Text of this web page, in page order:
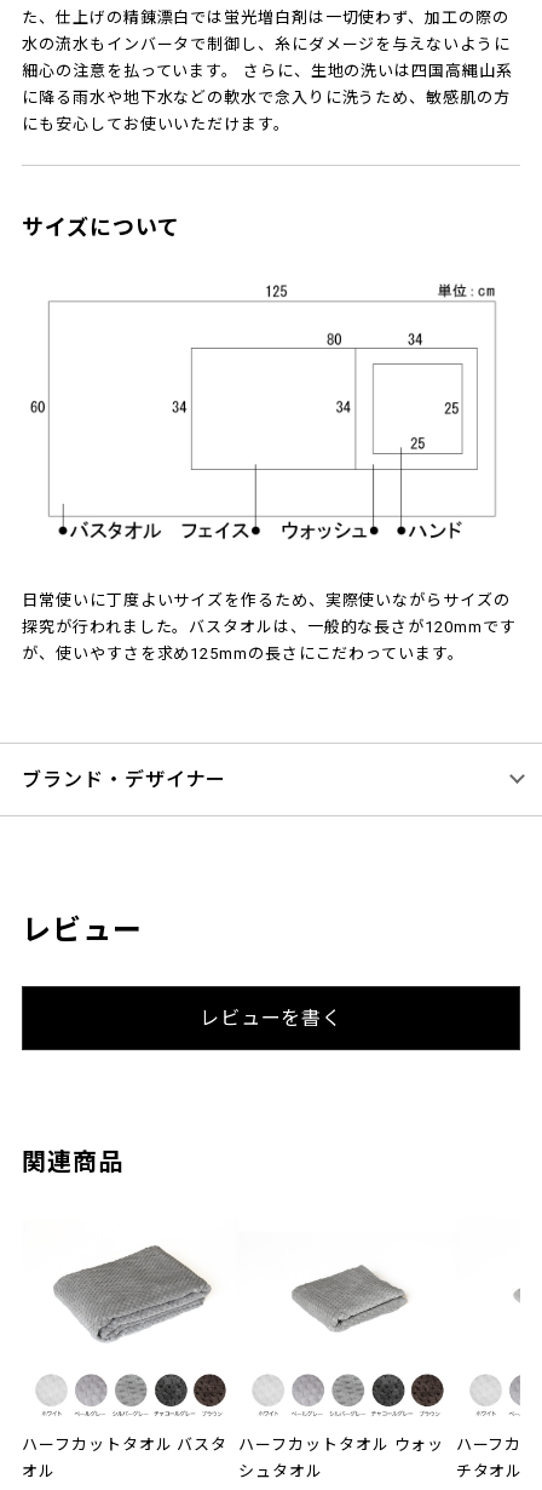
た、仕上げの精錬漂白では蛍光増白剤は一切使わず、加工の際の
水の流水もインバータで制御し、糸にダメージを与えないように
細心の注意を払っています。 さらに、生地の洗いは四国高縄山系
に降る雨水や地下水などの軟水で念入りに洗うため、敏感肌の方
にも安心してお使いいただけます。
サイズについて
日常使いに丁度よいサイズを作るため、実際使いながらサイズの
探究が行われました。バスタオルは、一般的な長さが120mmです
が、使いやすさを求め125mmの長さにこだわっています。
ブランド・デザイナー
レビュー
レビューを書く
関連商品
ハーフカットタオル バスタ
オル
ハーフカットタオル ウォッ
シュタオル
ハーフカ
チタオル